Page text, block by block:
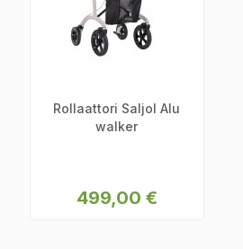
Rollaattori Saljol Alu
walker
499,00 €